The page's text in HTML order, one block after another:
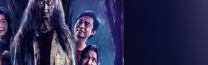
⭐️ 评分：4.7 | 🎬 2026年
夸克网盘